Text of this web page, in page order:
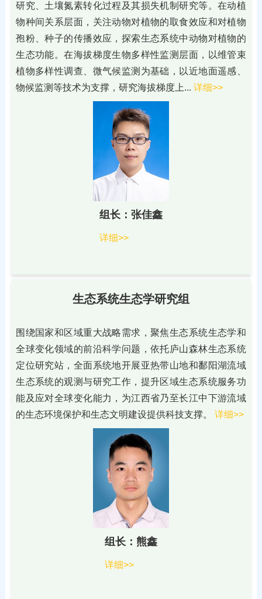
研究、土壤氮素转化过程及其损失机制研究等。在动植
物种间关系层面，关注动物对植物的取食效应和对植物
孢粉、种子的传播效应，探索生态系统中动物对植物的
生态功能。在海拔梯度生物多样性监测层面，以维管束
植物多样性调查、微气候监测为基础，以近地面遥感、
物候监测等技术为支撑，研究海拔梯度上...详细>>
组长：张佳鑫
详细>>
生态系统生态学研究组
围绕国家和区域重大战略需求，聚焦生态系统生态学和
全球变化领域的前沿科学问题，依托庐山森林生态系统
定位研究站，全面系统地开展亚热带山地和鄱阳湖流域
生态系统的观测与研究工作，提升区域生态系统服务功
能及应对全球变化能力，为江西省乃至长江中下游流域
的生态环境保护和生态文明建设提供科技支撑。详细>>
组长：熊鑫
详细>>